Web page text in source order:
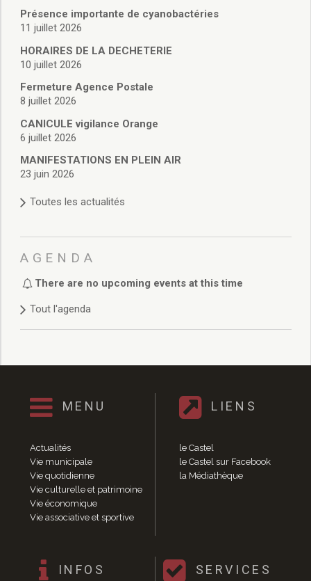
Services en ligne
Licences boissons
Cadastre
Actes d’état civil
Budget de Fonctionnement
Budget d’Investissement
Conseils municipaux
Règlement du conseil municipal
Délibérations 2025
Délibérations 2022
Délibérations 2021
Délibérations 2020
Délibérations 2019
Délibérations 2018
Délibérations 2014
Délibérations 2013
Délibérations 2011
Délibérations 2010
Délibérations 2009
Délibérations 2008
Agenda réunions publiques
Marchés publics
Vie quotidienne
Présence importante de cyanobactéries
11 juillet 2026
HORAIRES DE LA DECHETERIE
10 juillet 2026
Fermeture Agence Postale
8 juillet 2026
CANICULE vigilance Orange
6 juillet 2026
MANIFESTATIONS EN PLEIN AIR
23 juin 2026
Toutes les actualités
AGENDA
There are no upcoming events at this time
Tout l'agenda
MENU
Actualités
Vie municipale
Vie quotidienne
Vie culturelle et patrimoine
Vie économique
Vie associative et sportive
LIENS
le Castel
le Castel sur Facebook
la Médiathèque
INFOS SERVICES